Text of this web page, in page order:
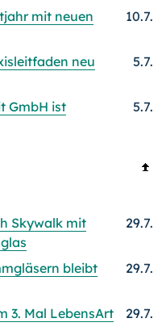
mit neuen
10.7.
neu
5.7.
GmbH ist
5.7.
Skywalk mit
29.7.
bleibt
29.7.
3. Mal LebensArt
29.7.